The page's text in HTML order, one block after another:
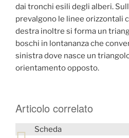
dai tronchi esili degli alberi.
prevalgono le linee orizzontali
destra inoltre si forma un
boschi in lontananza che
sinistra dove nasce un
orientamento opposto.
Articolo correlato
Scheda